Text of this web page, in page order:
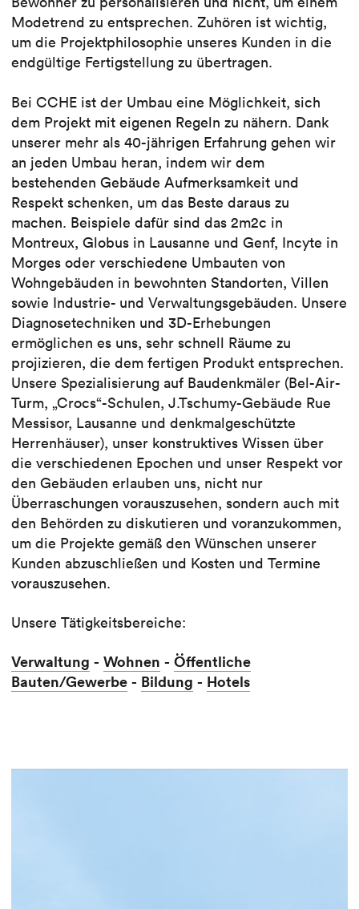
Modetrend zu entsprechen. Zuhören ist wichtig,
um die Projektphilosophie unseres Kunden in die
endgültige Fertigstellung zu übertragen.
Bei CCHE ist der Umbau eine Möglichkeit, sich
dem Projekt mit eigenen Regeln zu nähern. Dank
unserer mehr als 40-jährigen Erfahrung gehen wir
an jeden Umbau heran, indem wir dem
bestehenden Gebäude Aufmerksamkeit und
Respekt schenken, um das Beste daraus zu
machen. Beispiele dafür sind das 2m2c in
Montreux, Globus in Lausanne und Genf, Incyte in
Morges oder verschiedene Umbauten von
Wohngebäuden in bewohnten Standorten, Villen
sowie Industrie- und Verwaltungsgebäuden. Unsere
Diagnosetechniken und 3D-Erhebungen
ermöglichen es uns, sehr schnell Räume zu
projizieren, die dem fertigen Produkt entsprechen.
Unsere Spezialisierung auf Baudenkmäler (Bel-Air-
Turm, „Crocs“-Schulen, J.Tschumy-Gebäude Rue
Messisor, Lausanne und denkmalgeschützte
Herrenhäuser), unser konstruktives Wissen über
die verschiedenen Epochen und unser Respekt vor
den Gebäuden erlauben uns, nicht nur
Überraschungen vorauszusehen, sondern auch mit
den Behörden zu diskutieren und voranzukommen,
um die Projekte gemäß den Wünschen unserer
Kunden abzuschließen und Kosten und Termine
vorauszusehen.
Unsere Tätigkeitsbereiche:
Verwaltung - Wohnen - Öffentliche
Bauten/Gewerbe - Bildung - Hotels